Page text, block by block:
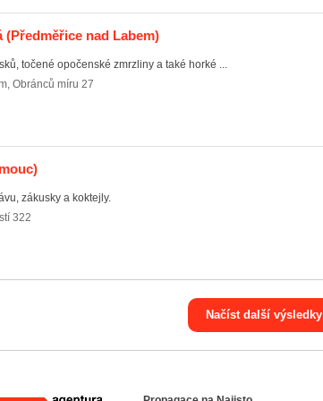
(Předměřice nad Labem)
točené opočenské zmrzliny a také horké ...
, Obránců míru 27
zákusky a koktejly.
322
Načíst další výsledky